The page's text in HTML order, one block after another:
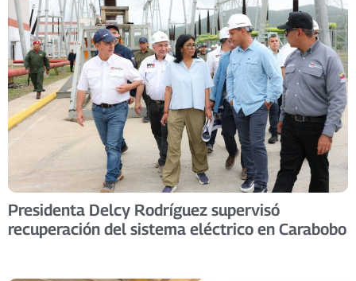
Presidenta Delcy Rodríguez supervisó
recuperación del sistema eléctrico en Carabobo